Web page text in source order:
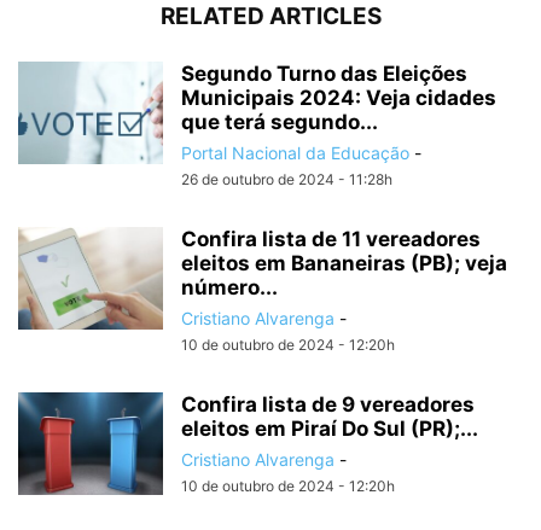
RELATED ARTICLES
Segundo Turno das Eleições
Municipais 2024: Veja cidades
que terá segundo...
Portal Nacional da Educação -
26 de outubro de 2024 - 11:28h
Confira lista de 11 vereadores
eleitos em Bananeiras (PB); veja
número...
Cristiano Alvarenga -
10 de outubro de 2024 - 12:20h
Confira lista de 9 vereadores
eleitos em Piraí Do Sul (PR);...
Cristiano Alvarenga -
10 de outubro de 2024 - 12:20h